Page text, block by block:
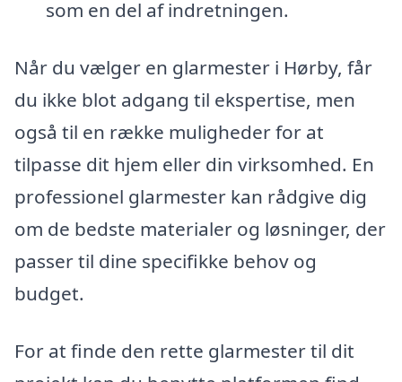
som en del af indretningen.
Når du vælger en glarmester i Hørby, får
du ikke blot adgang til ekspertise, men
også til en række muligheder for at
tilpasse dit hjem eller din virksomhed. En
professionel glarmester kan rådgive dig
om de bedste materialer og løsninger, der
passer til dine specifikke behov og
budget.
For at finde den rette glarmester til dit